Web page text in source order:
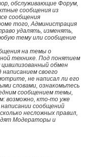
обслуживающие Форум,
сообщения из
сообщения
того, Администрация
удалять, изменять,
тему или сообщение
на темы о
технике. Под понятием
обмен
своего
не написал ли его
словами, ознакомьтесь
сообщением темы,
возможно, кто-то уже
сообщений
несложных правил,
Модераторы и